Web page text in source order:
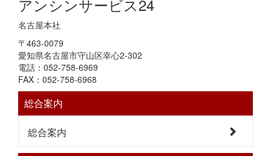
アンシンサービス24
名古屋本社
〒463-0079
愛知県名古屋市守山区幸心2-302
電話：052-758-6969
FAX：052-758-6968
総合案内
総合案内